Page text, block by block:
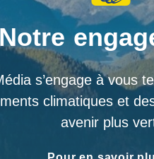
s’engage à vous
climatiques et
avenir plus